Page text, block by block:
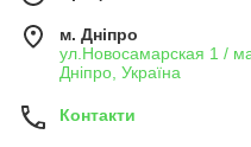
м. Дніпро
ул.Новосамарская 1 /
Дніпро, Україна
Контакти